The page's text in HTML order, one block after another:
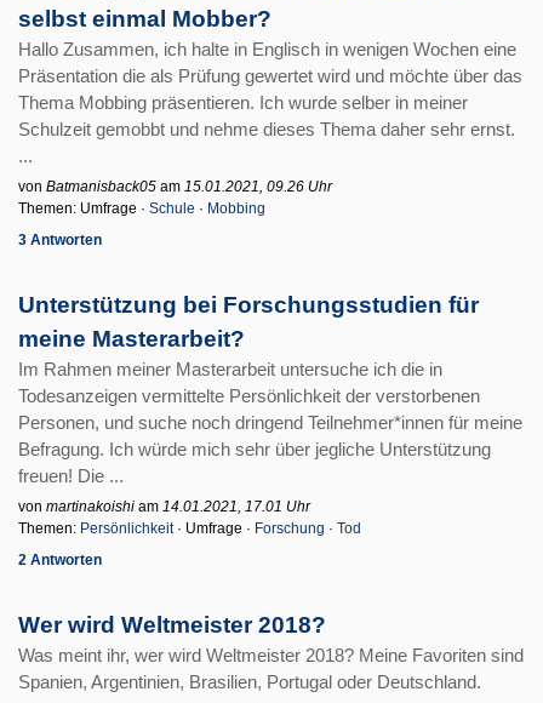
selbst einmal Mobber?
Hallo Zusammen, ich halte in Englisch in wenigen Wochen eine
Präsentation die als Prüfung gewertet wird und möchte über das
Thema Mobbing präsentieren. Ich wurde selber in meiner
Schulzeit gemobbt und nehme dieses Thema daher sehr ernst.
...
von Batmanisback05 am 15.01.2021, 09.26 Uhr
Themen: Umfrage · Schule · Mobbing
3 Antworten
Unterstützung bei Forschungsstudien für
meine Masterarbeit?
Im Rahmen meiner Masterarbeit untersuche ich die in
Todesanzeigen vermittelte Persönlichkeit der verstorbenen
Personen, und suche noch dringend Teilnehmer*innen für meine
Befragung. Ich würde mich sehr über jegliche Unterstützung
freuen! Die ...
von martinakoishi am 14.01.2021, 17.01 Uhr
Themen: Persönlichkeit· Umfrage · Forschung · Tod
2 Antworten
Wer wird Weltmeister 2018?
Was meint ihr, wer wird Weltmeister 2018? Meine Favoriten sind
Spanien, Argentinien, Brasilien, Portugal oder Deutschland.